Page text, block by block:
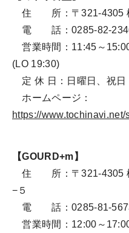
住 所：〒321-4305 栃
電 話：0285-82-
営業時間：11:45～
(LO 19:30)
定 休 日：日曜日、祝日
ホームページ：
https://
【GOURD+m】
住 所：〒321-4305 栃
−５
電 話：0285-81-
営業時間：12:00～